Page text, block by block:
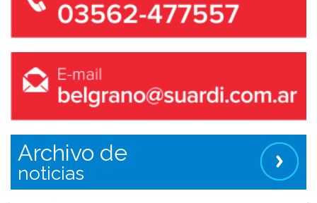
Archivo de
noticias